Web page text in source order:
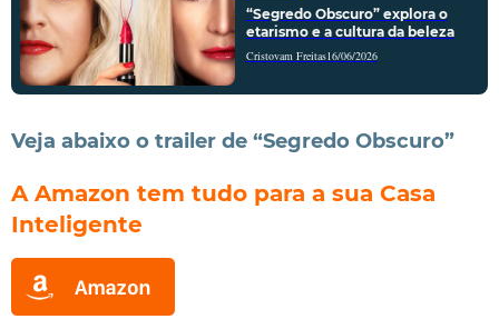
“Segredo Obscuro” explora o
etarismo e a cultura da beleza
Cristovam Freitas16/06/2026
Veja abaixo o trailer de “Segredo Obscuro”
A Amazon tem tudo para a sua Casa
Inteligente